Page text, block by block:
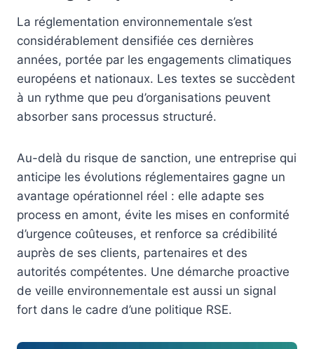
La réglementation environnementale s’est
considérablement densifiée ces dernières
années, portée par les engagements climatiques
européens et nationaux. Les textes se succèdent
à un rythme que peu d’organisations peuvent
absorber sans processus structuré.
Au-delà du risque de sanction, une entreprise qui
anticipe les évolutions réglementaires gagne un
avantage opérationnel réel : elle adapte ses
process en amont, évite les mises en conformité
d’urgence coûteuses, et renforce sa crédibilité
auprès de ses clients, partenaires et des
autorités compétentes. Une démarche proactive
de veille environnementale est aussi un signal
fort dans le cadre d’une politique RSE.